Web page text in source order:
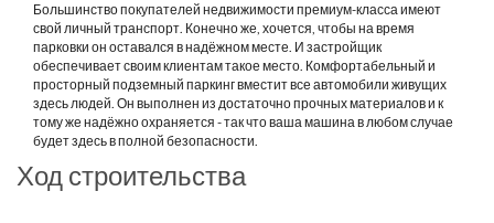
Большинство покупателей недвижимости премиум-класса имеют
свой личный транспорт. Конечно же, хочется, чтобы на время
парковки он оставался в надёжном месте. И застройщик
обеспечивает своим клиентам такое место. Комфортабельный и
просторный подземный паркинг вместит все автомобили живущих
здесь людей. Он выполнен из достаточно прочных материалов и к
тому же надёжно охраняется - так что ваша машина в любом случае
будет здесь в полной безопасности.
Ход строительства